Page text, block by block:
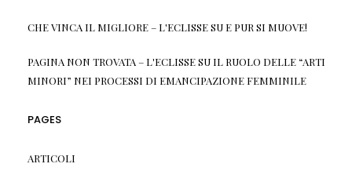
CHE VINCA IL MIGLIORE – L'ECLISSESU E PUR SI MUOVE!
PAGINA NON TROVATA – L'ECLISSESU IL RUOLO DELLE “ARTI
MINORI” NEI PROCESSI DI EMANCIPAZIONE FEMMINILE
PAGES
ARTICOLI